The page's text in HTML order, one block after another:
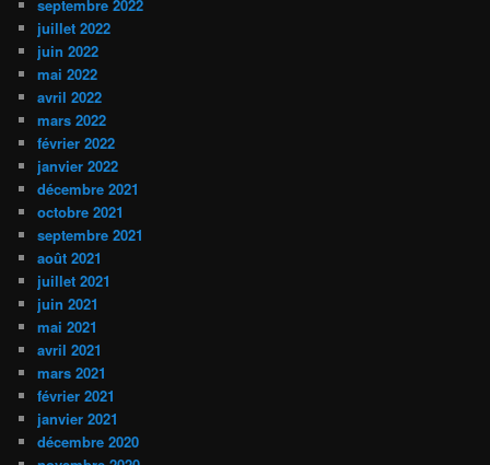
septembre 2022
juillet 2022
juin 2022
mai 2022
avril 2022
mars 2022
février 2022
janvier 2022
décembre 2021
octobre 2021
septembre 2021
août 2021
juillet 2021
juin 2021
mai 2021
avril 2021
mars 2021
février 2021
janvier 2021
décembre 2020